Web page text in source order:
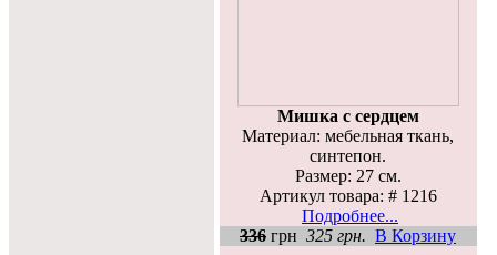
Мишка с сердцем
Материал: мебельная ткань,
синтепон.
Размер: 27 см.
Артикул товара: # 1216
Подробнее...
336 грн 325 грн. В Корзину